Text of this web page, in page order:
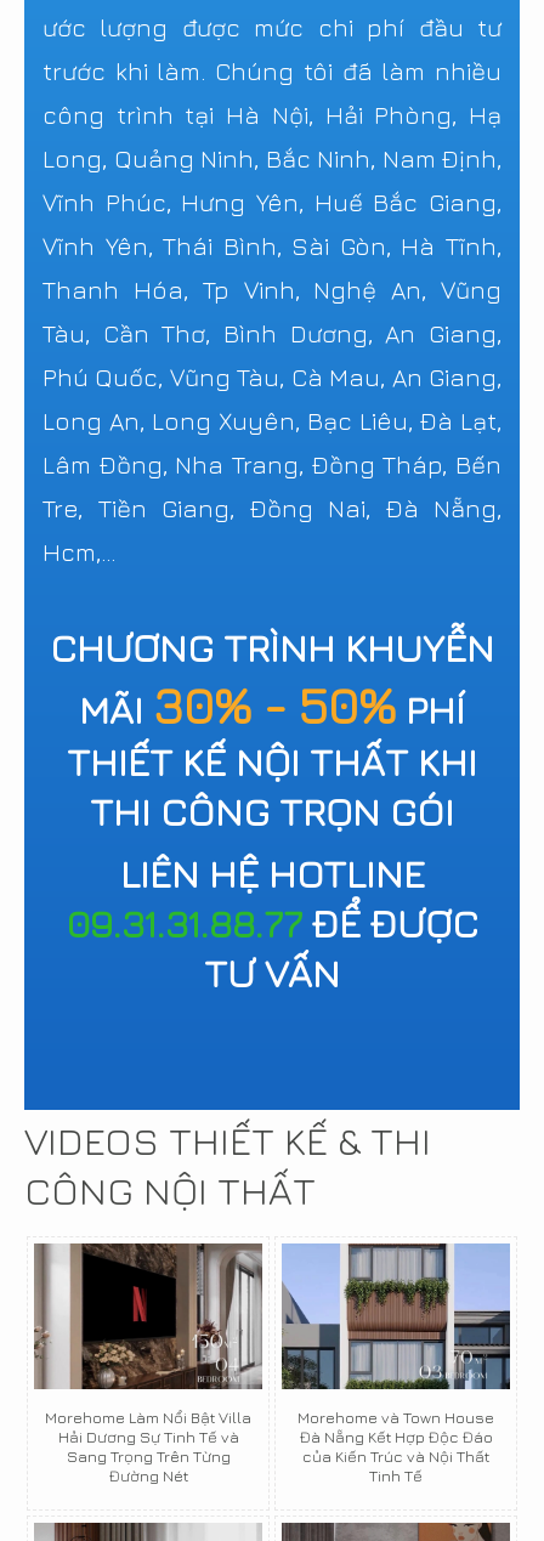
ước lượng được mức chi phí đầu tư
trước khi làm. Chúng tôi đã làm nhiều
công trình tại Hà Nội, Hải Phòng, Hạ
Long, Quảng Ninh, Bắc Ninh, Nam Định,
Vĩnh Phúc, Hưng Yên, Huế Bắc Giang,
Vĩnh Yên, Thái Bình, Sài Gòn, Hà Tĩnh,
Thanh Hóa, Tp Vinh, Nghệ An, Vũng
Tàu, Cần Thơ, Bình Dương, An Giang,
Phú Quốc, Vũng Tàu, Cà Mau, An Giang,
Long An, Long Xuyên, Bạc Liêu, Đà Lạt,
Lâm Đồng, Nha Trang, Đồng Tháp, Bến
Tre, Tiền Giang, Đồng Nai, Đà Nẵng,
Hcm,...
CHƯƠNG TRÌNH KHUYỄN
MÃI 30% - 50% PHÍ
THIẾT KẾ NỘI THẤT KHI
THI CÔNG TRỌN GÓI
LIÊN HỆ HOTLINE
09.31.31.88.77ĐỂ ĐƯỢC
TƯ VẤN
VIDEOS THIẾT KẾ & THI
CÔNG NỘI THẤT
Morehome Làm Nổi Bật Villa
Hải Dương Sự Tinh Tế và
Sang Trọng Trên Từng
Đường Nét
Morehome và Town House
Đà Nẵng Kết Hợp Độc Đáo
của Kiến Trúc và Nội Thất
Tinh Tế